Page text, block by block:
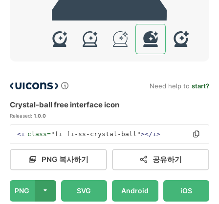
Need help to start?
Crystal-ball free interface icon
Released: 1.0.0
<i class="fi fi-ss-crystal-ball"></i>
PNG 복사하기 공유하기
PNG SVG Android iOS